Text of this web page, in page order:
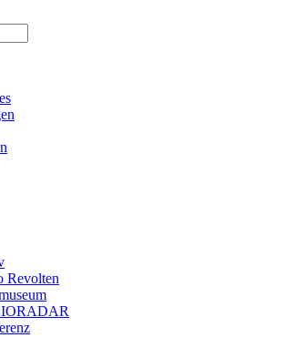
Revolten